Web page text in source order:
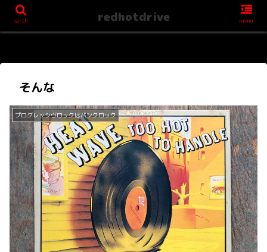
そんな
プログレッシヴロックはパンクロック
serch redhotdrive menu